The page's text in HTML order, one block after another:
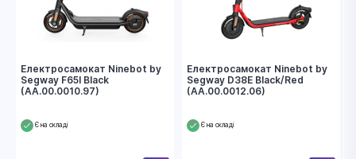
Електросамокат Ninebot by
Segway F65I Black
(AA.00.0010.97)
Є на складі
Електросамокат Ninebot by
Segway D38E Black/Red
(AA.00.0012.06)
Є на складі